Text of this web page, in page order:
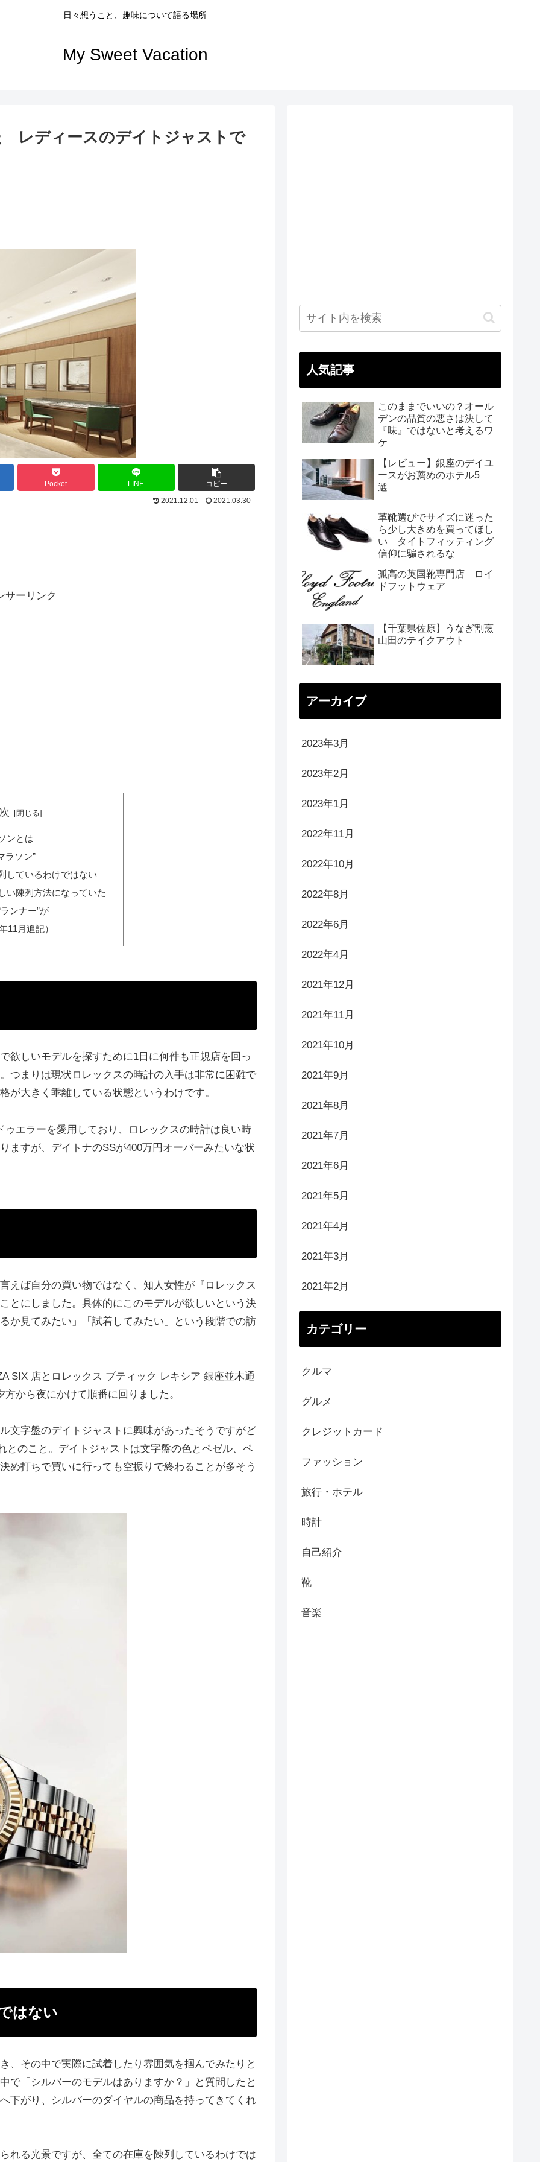
日々想うこと、趣味について語る場所
My Sweet Vacation
レディースのデイトジャストで
Pocket LINE
コピー
2021.12.01
2021.03.30
サーリンク
ンとは
ラソン”
しているわけではない
い陳列方法になっていた
ンナー”が
11月追記）
欲しいモデルを探すために1日に何件も正規店を回っ
つまりは現状ロレックスの時計の入手は非常に困難で
が大きく乖離している状態というわけです。
エラーを愛用しており、ロレックスの時計は良い時
ますが、デイトナのSSが400万円オーバーみたいな状
えば自分の買い物ではなく、知人女性が『ロレックス
とにしました。具体的にこのモデルが欲しいという決
か見てみたい」「試着してみたい」という段階での訪
SIX 店とロレックス ブティック レキシア 銀座並木通
から夜にかけて順番に回りました。
文字盤のデイトジャストに興味があったそうですがど
とのこと。デイトジャストは文字盤の色とベゼル、ベ
め打ちで買いに行っても空振りで終わることが多そう
はない
、その中で実際に試着したり雰囲気を掴んでみたりと
で「シルバーのモデルはありますか？」と質問したと
下がり、シルバーのダイヤルの商品を持ってきてくれ
れる光景ですが、全ての在庫を陳列しているわけでは
人気記事
このままでいいの？オール
デンの品質の悪さは決して
『味』ではないと考えるワ
ケ
【レビュー】銀座のデイユ
ースがお薦めのホテル5
選
革靴選びでサイズに迷った
ら少し大きめを買ってほし
い タイトフィッティング
信仰に騙されるな
孤高の英国靴専門店 ロイ
ドフットウェア
【千葉県佐原】うなぎ割烹
山田のテイクアウト
アーカイブ
2023年3月
2023年2月
2023年1月
2022年11月
2022年10月
2022年8月
2022年6月
2022年4月
2021年12月
2021年11月
2021年10月
2021年9月
2021年8月
2021年7月
2021年6月
2021年5月
2021年4月
2021年3月
2021年2月
カテゴリー
クルマ
グルメ
クレジットカード
ファッション
旅行・ホテル
時計
自己紹介
靴
音楽